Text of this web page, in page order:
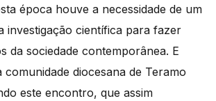
época houve a necessidade de um
investigação científica para fazer
da sociedade contemporânea. E
diocesana de Teramo
este encontro, que assim